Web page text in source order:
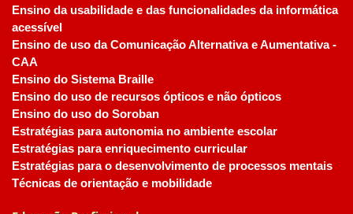
Ensino da usabilidade e das funcionalidades da informática
acessível
Ensino de uso da Comunicação Alternativa e Aumentativa -
CAA
Ensino do Sistema Braille
Ensino do uso de recursos ópticos e não ópticos
Ensino do uso do Soroban
Estratégias para autonomia no ambiente escolar
Estratégias para enriquecimento curricular
Estratégias para o desenvolvimento de processos mentais
Técnicas de orientação e mobilidade